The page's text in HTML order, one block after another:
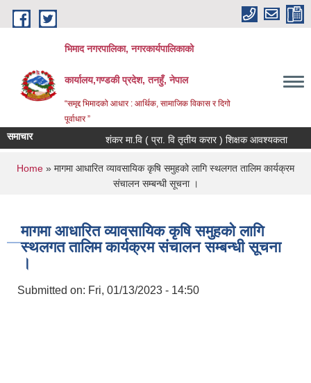
Skip to main content
भिमाद नगरपालिका, नगरकार्यपालिकाको
कार्यालय,गण्डकी प्रदेश, तनहुँ, नेपाल
“समृद्द भिमादको आधार : आर्थिक, सामाजिक विकास र दिगो
पूर्वाधार ”
समाचार शंकर मा.वि ( प्रा. वि तृतीय करार ) शिक्षक आवश्यकता
You are here
Home » मागमा आधारित व्यावसायिक कृषि समुहको लागि स्थलगत तालिम कार्यक्रम
संचालन सम्बन्धी सूचना ।
मागमा आधारित व्यावसायिक कृषि समुहको लागि
स्थलगत तालिम कार्यक्रम संचालन सम्बन्धी सूचना
।
Submitted on: Fri, 01/13/2023 - 14:50